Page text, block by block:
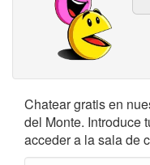
Chatear gratis en
del Monte. Introduce
acceder a la sala de